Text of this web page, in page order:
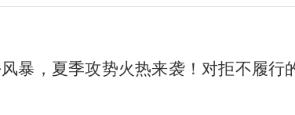
暴，夏季攻势火热来袭！对拒不履行